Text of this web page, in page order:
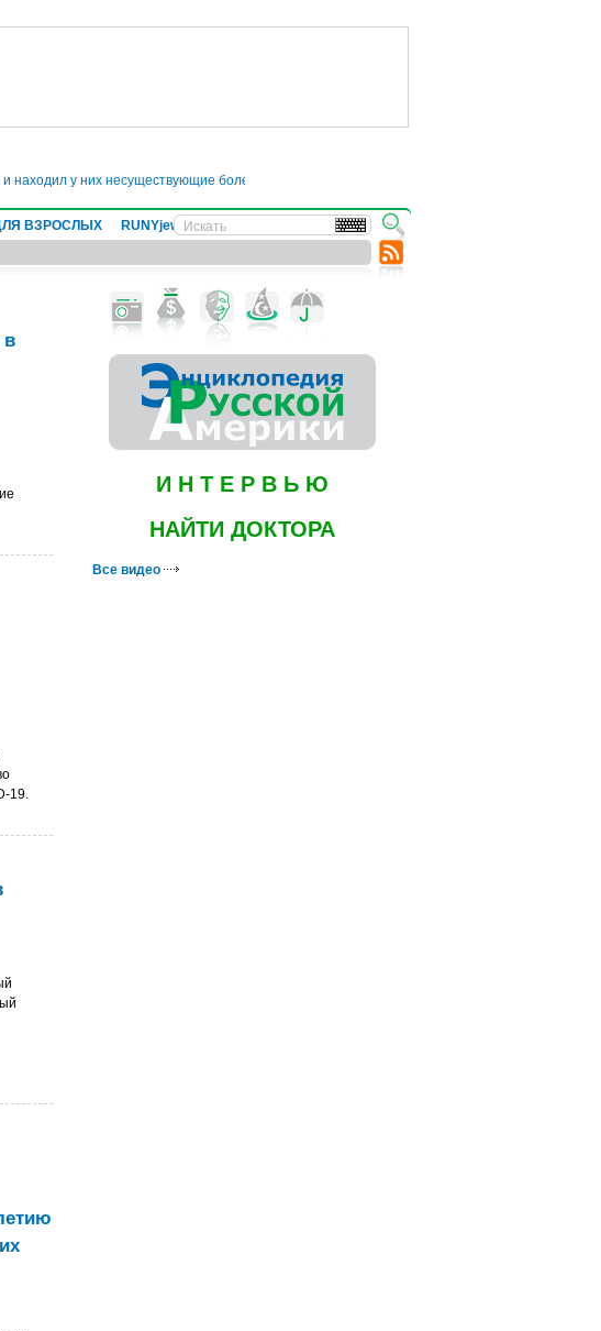
у них несуществующие болезни● Трамп отложил введение 50-процентных пошлин на
ВЗРОСЛЫХ RUNYjews ВЕСТИ ИЗ УКРАИНЫ
19.
И Н Т Е Р В Ь Ю
НАЙТИ ДОКТОРА
Все видео